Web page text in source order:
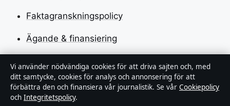
Faktagranskningspolicy
Ägande & finansiering
Integritetspolicy
Cookiepolicy
Vi använder nödvändiga cookies för att driva sajten och, med
ditt samtycke, cookies för analys och annonsering för att
förbättra den och finansiera vår journalistik. Se vår Cookiepolicy
och Integritetspolicy.